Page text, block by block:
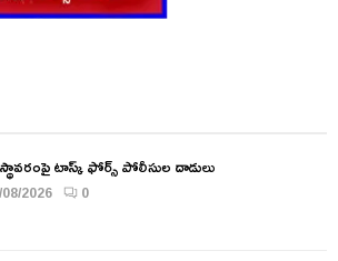
టాస్క్ ఫోర్స్ పోలీసుల దాడులు
2026 0